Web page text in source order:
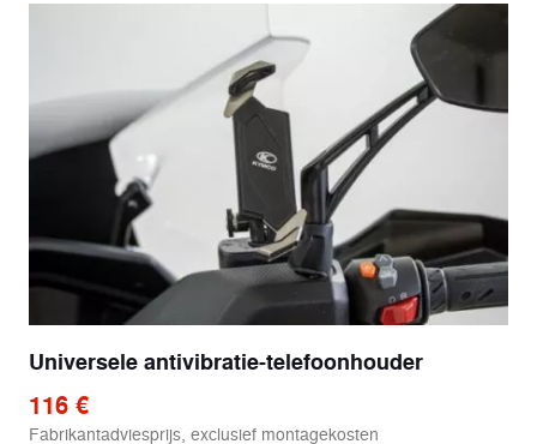
Universele antivibratie-telefoonhouder
116 €
Fabrikantadviesprijs, exclusief montagekosten